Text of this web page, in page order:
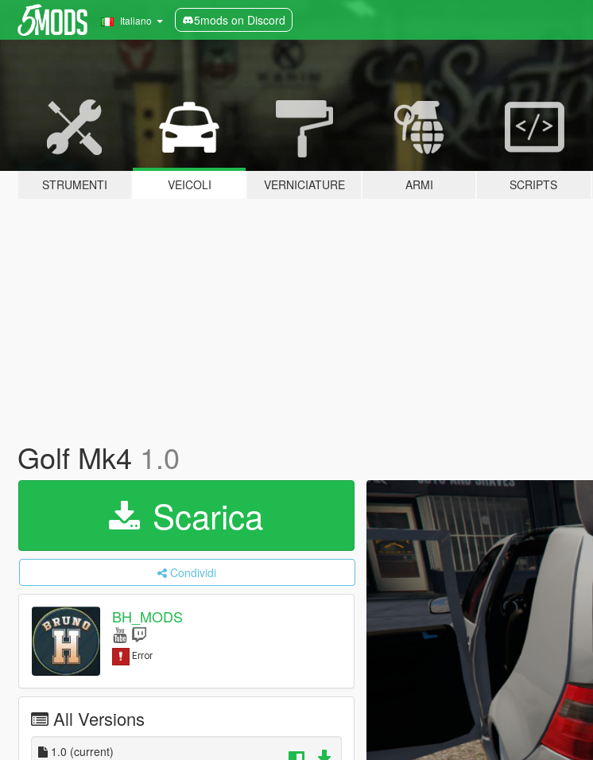
Italiano 5mods on Discord
STRUMENTI VEICOLI VERNICIATURE ARMI SCRIPTS
Golf Mk4 1.0
Scarica
Condividi
BH_MODS
All Versions
1.0 (current)